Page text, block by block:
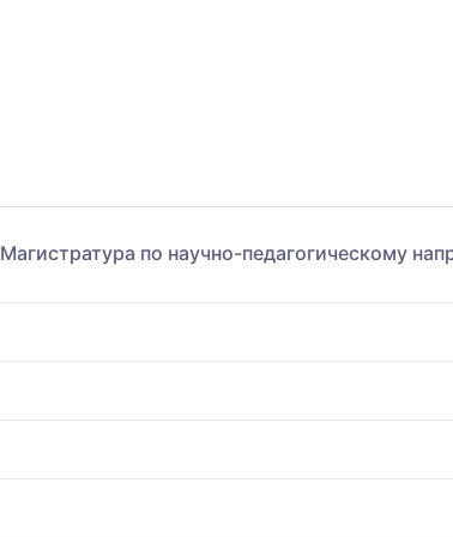
Магистратура по научно-педагогическому